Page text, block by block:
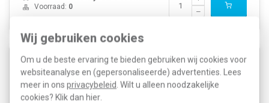
Wij gebruiken cookies
Om u de beste ervaring te bieden gebruiken wij cookies voor
websiteanalyse en (gepersonaliseerde) advertenties. Lees
meer in ons privacybeleid. Wilt u alleen noodzakelijke
cookies? Klik dan hier.
Voorraad: 0
Hager Berker WAF1160AT centraalplaat voor
draagring modulair jack 1-voudig A1/A8/C1/C8
antraciet mat